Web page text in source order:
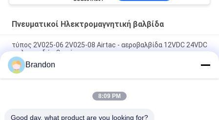
Πνευματικοί Ηλεκτρομαγνητική βαλβίδα
τύπος 2V025-06 2V025-08 Airtac - αεροβαλβίδα 12VDC 24VDC
σωληνοειδών 2 τρόπων
Τύπος Airtac - αεροβαλβίδα 2V025-06 2V025-08 24V 220V
σωληνοειδών 2/2 τρόπος
τύπος 3 αεροβαλβίδα 1/8» 12V 24V 110V 220V 3V1-06 Airtac
Brandon
8:09 PM
Good day, what product are you looking for?